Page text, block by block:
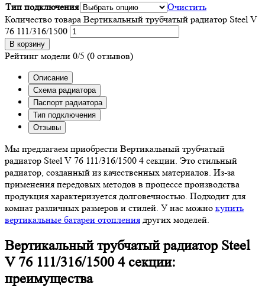
Тип подключения
Очистить
Количество товара Вертикальный трубчатый радиатор Steel V
76 111/316/1500
В корзину
Рейтинг модели 0/5 (0 отзывов)
Описание
Схема радиатора
Паспорт радиатора
Тип подключения
Отзывы
Мы предлагаем приобрести Вертикальный трубчатый
радиатор Steel V 76 111/316/1500 4 секции. Это стильный
радиатор, созданный из качественных материалов. Из-за
применения передовых методов в процессе производства
продукция характеризуется долговечностью. Подходит для
комнат различных размеров и стилей. У нас можно купить
вертикальные батареи отопления других моделей.
Вертикальный трубчатый радиатор Steel
V 76 111/316/1500 4 секции:
преимущества